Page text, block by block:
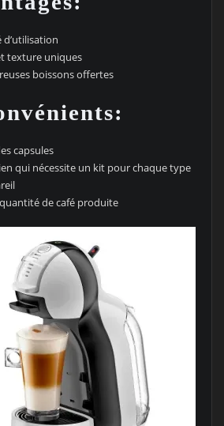
d’utilisation
texture uniques
boissons offertes
capsules
qui nécessite un kit pour chaque type
de café produite